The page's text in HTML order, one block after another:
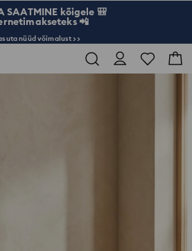
SAATMINE kõigele 🎒
📲
nüüd võimalust >>